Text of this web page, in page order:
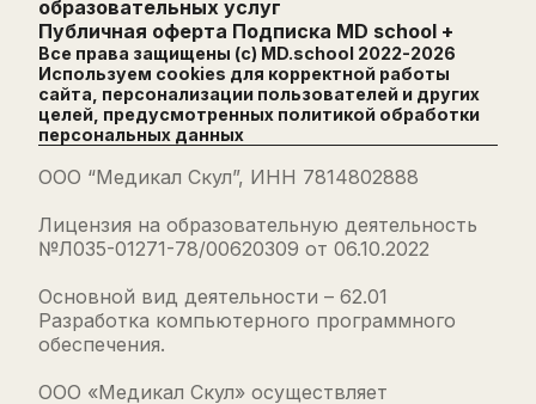
образовательных услуг
Публичная оферта Подписка MD school +
Все права защищены (с) MD.school 2022-2026
Используем cookies для корректной работы
сайта, персонализации пользователей и других
целей, предусмотренных политикой обработки
персональных данных
ООО “Медикал Скул”, ИНН 7814802888
Лицензия на образовательную деятельность
№Л035-01271-78/00620309 от 06.10.2022
Основной вид деятельности – 62.01
Разработка компьютерного программного
обеспечения.
ООО «Медикал Скул» осуществляет